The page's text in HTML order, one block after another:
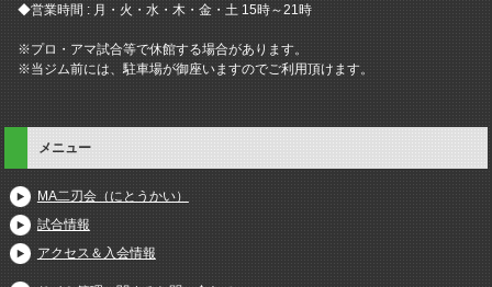
◆営業時間 : 月・火・水・木・金・土 15時～21時
※プロ・アマ試合等で休館する場合があります。
※当ジム前には、駐車場が御座いますのでご利用頂けます。
メニュー
MA二刃会（にとうかい）
試合情報
アクセス＆入会情報